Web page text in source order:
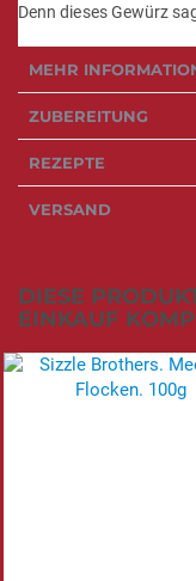
Denn dieses Gewürz
MEHR
ZUBEREITUNG
REZEPTE
VERSAND
DIESE
EINKAUF